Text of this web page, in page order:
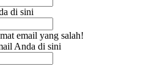
di sini
email yang salah!
Anda di sini